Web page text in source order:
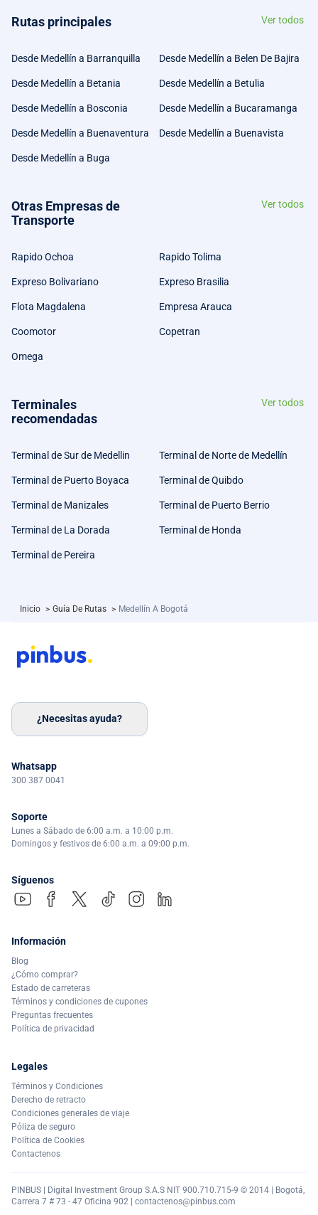
Rutas principales Ver todos
Desde Medellín a Barranquilla Desde Medellín a Belen De Bajira
Desde Medellín a Betania Desde Medellín a Betulia
Desde Medellín a Bosconia Desde Medellín a Bucaramanga
Desde Medellín a Buenaventura Desde Medellín a Buenavista
Desde Medellín a Buga
Otras Empresas de
Transporte
Ver todos
Rapido Ochoa Rapido Tolima
Expreso Bolivariano Expreso Brasilia
Flota Magdalena Empresa Arauca
Coomotor Copetran
Omega
Terminales
recomendadas
Ver todos
Terminal de Sur de Medellin Terminal de Norte de Medellín
Terminal de Puerto Boyaca Terminal de Quibdo
Terminal de Manizales Terminal de Puerto Berrio
Terminal de La Dorada Terminal de Honda
Terminal de Pereira
Inicio > Guía De Rutas > Medellín A Bogotá
¿Necesitas ayuda?
Whatsapp
300 387 0041
Soporte
Lunes a Sábado de 6:00 a.m. a 10:00 p.m.
Domingos y festivos de 6:00 a.m. a 09:00 p.m.
Síguenos
Información
Blog
¿Cómo comprar?
Estado de carreteras
Términos y condiciones de cupones
Preguntas frecuentes
Política de privacidad
Legales
Términos y Condiciones
Derecho de retracto
Condiciones generales de viaje
Póliza de seguro
Política de Cookies
Contactenos
PINBUS | Digital Investment Group S.A.S NIT 900.710.715-9 © 2014 | Bogotá,
Carrera 7 # 73 - 47 Oficina 902 | contactenos@pinbus.com